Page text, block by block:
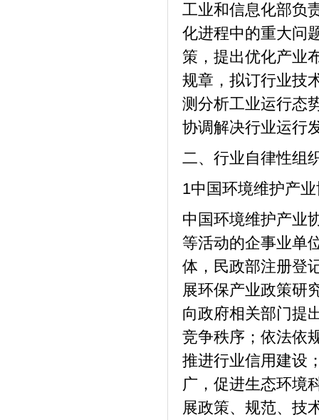
工业和信息化部负
化进程中的重大问
策，提出优化产业
规章，拟订行业技
测分析工业运行态
协调解决行业运行
二、行业自律性组
1中国环境维护产
中国环境维护产业
等活动的企事业单
体，民政部注册登
展环保产业政策研
向政府相关部门提
竞争秩序；依法依
推进行业信用建设
广，促进生态环境
展政策、规范、技